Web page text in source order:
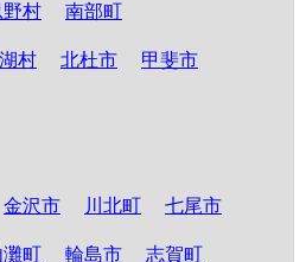
野村 南部町
村 北杜市 甲斐市
金沢市 川北町 七尾市
灘町 輪島市 志賀町